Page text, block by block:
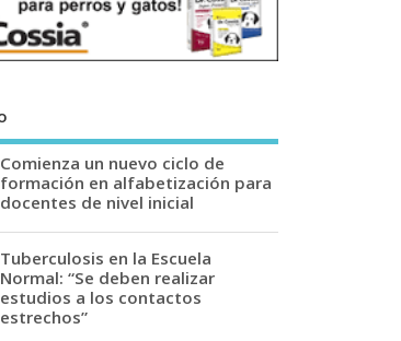
Comienza un nuevo ciclo de
formación en alfabetización para
docentes de nivel inicial
Tuberculosis en la Escuela
Normal: “Se deben realizar
estudios a los contactos
estrechos”